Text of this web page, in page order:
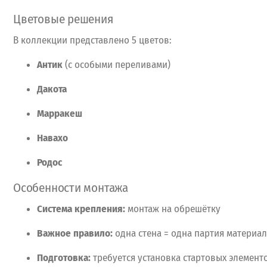
Цветовыерешения
В коллекции представлено 5 цветов:
Антик(с особыми переливами)
Дакота
Марракеш
Навахо
Родос
Особенности монтажа
Система крепления: монтаж на обрешётку
Важное правило: одна стена = одна партия
Подготовка:требуется установка стартовых